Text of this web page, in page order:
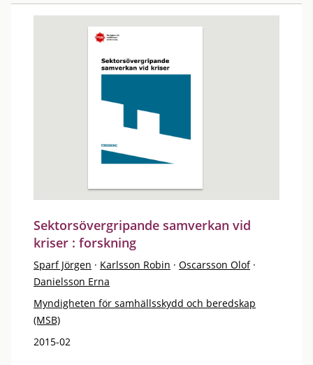
Sektorsövergripande samverkan vid
kriser : forskning
Sparf Jörgen · Karlsson Robin · Oscarsson Olof ·
Danielsson Erna
Myndigheten för samhällsskydd och beredskap
(MSB)
2015-02